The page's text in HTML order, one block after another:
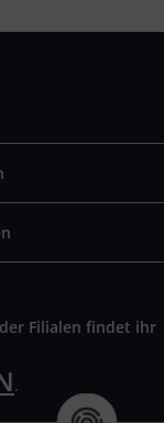
Filialen findet ihr
.